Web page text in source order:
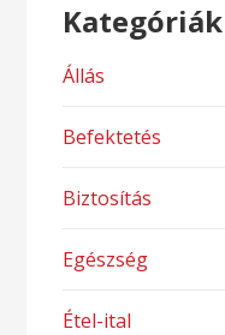
Kategóriák
Állás
Befektetés
Biztosítás
Egészség
Étel-ital